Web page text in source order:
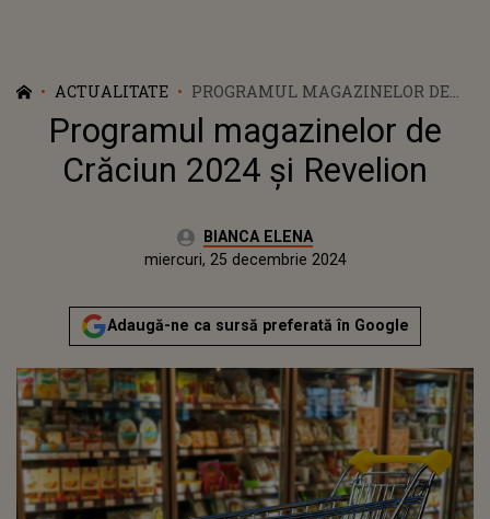
ACTUALITATE
PROGRAMUL MAGAZINELOR DE
CRĂCIUN 2024 ȘI REVELION
Programul magazinelor de
Crăciun 2024 și Revelion
Autor:BIANCA ELENA
luni, 23 decembrie 2024
Actualizat:
miercuri, 25 decembrie 2024
Adaugă-ne ca sursă preferată în Google